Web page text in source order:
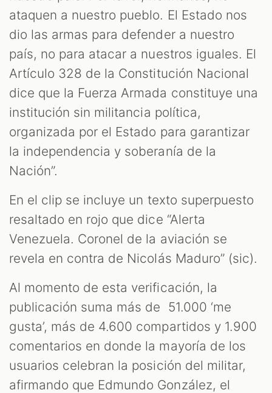
ataquen a nuestro pueblo. El Estado nos
dio las armas para defender a nuestro
país, no para atacar a nuestros iguales. El
Artículo 328 de la Constitución Nacional
dice que la Fuerza Armada constituye una
institución sin militancia política,
organizada por el Estado para garantizar
la independencia y soberanía de la
Nación”.
En el clip se incluye un texto superpuesto
resaltado en rojo que dice “Alerta
Venezuela. Coronel de la aviación se
revela en contra de Nicolás Maduro” (sic).
Al momento de esta verificación, la
publicación suma más de 51.000 ‘me
gusta’, más de 4.600 compartidos y 1.900
comentarios en donde la mayoría de los
usuarios celebran la posición del militar,
afirmando que Edmundo González, el